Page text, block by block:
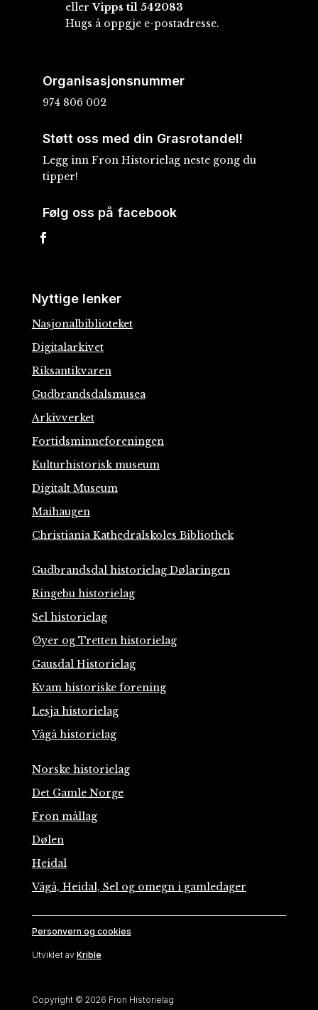
ellerVipps til 542083
Hugs å oppgje e-postadresse.
Organisasjonsnummer
974 806 002
Støtt oss med din Grasrotandel!
Legg inn Fron Historielag neste gong du
tipper!
Følg oss på facebook
Nyttige lenker
Nasjonalbiblioteket
Digitalarkivet
Riksantikvaren
Gudbrandsdalsmusea
Arkivverket
Fortidsminneforeningen
Kulturhistorisk museum
Digitalt Museum
Maihaugen
Christiania Kathedralskoles Bibliothek
Gudbrandsdal historielag Dølaringen
Ringebu historielag
Sel historielag
Øyer og Tretten historielag
Gausdal Historielag
Kvam historiske forening
Lesja historielag
Vågå historielag
Norske historielag
Det Gamle Norge
Fron mållag
Dølen
Heidal
Vågå, Heidal, Sel og omegn i gamledager
Personvern og cookies
Utviklet av Krible
Copyright © 2026 Fron Historielag